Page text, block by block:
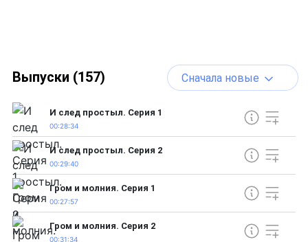
Выпуски (157) Сначала новые
И след простыл. Серия 1
00:28:34
И след простыл. Серия 2
00:29:40
Гром и молния. Серия 1
00:27:57
Гром и молния. Серия 2
00:31:34